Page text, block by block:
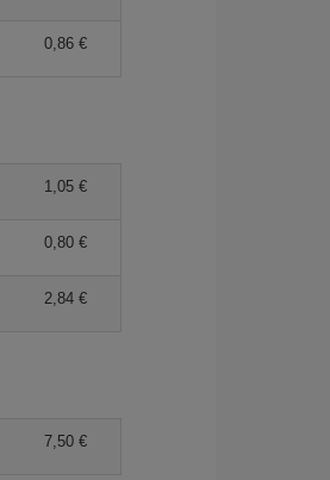
0,86 €
1,05 €
0,80 €
2,84 €
7,50 €